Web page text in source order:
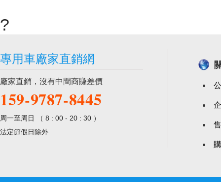
?
專用車廠家直銷網
廠家直銷，沒有中間商賺差價
159-9787-8445
周一至周日 （ 8 : 00 - 20 : 30 ）
法定節假日除外